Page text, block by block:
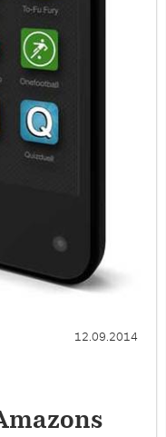
12.09.2014